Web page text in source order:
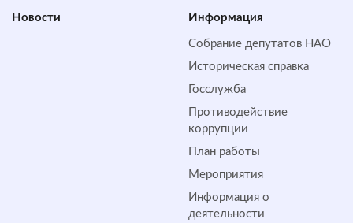
Новости Информация
Собрание депутатов НАО
Историческая справка
Госслужба
Противодействие
коррупции
План работы
Мероприятия
Информация о
деятельности